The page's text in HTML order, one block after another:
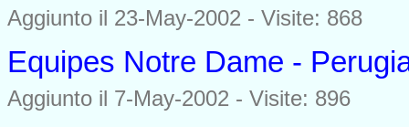
Aggiunto il 23-May-2002 - Visite: 868
Equipes Notre Dame -
Aggiunto il 7-May-2002 - Visite: 896